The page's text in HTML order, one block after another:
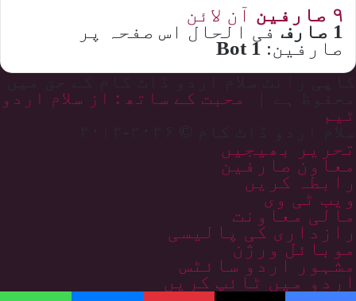
۹ صارفین آن لائن
1 صارف فی الحال اس صفحہ پر
صارفین: 1 Bot
محبت کے ساتھ : از سلام اردو
ٹیم
سلام اردو ڈاٹ کام © ۲۰۲۶-۲۰۱۲
تحریر بھیجیں
معاون صارفین
رابطہ کریں
ویب ٹی وی
مالی معاونت
رازداری کی پالیسی
موبائل ورژن
مشہور اردو سائٹس
اردو میں ٹائپ کریں